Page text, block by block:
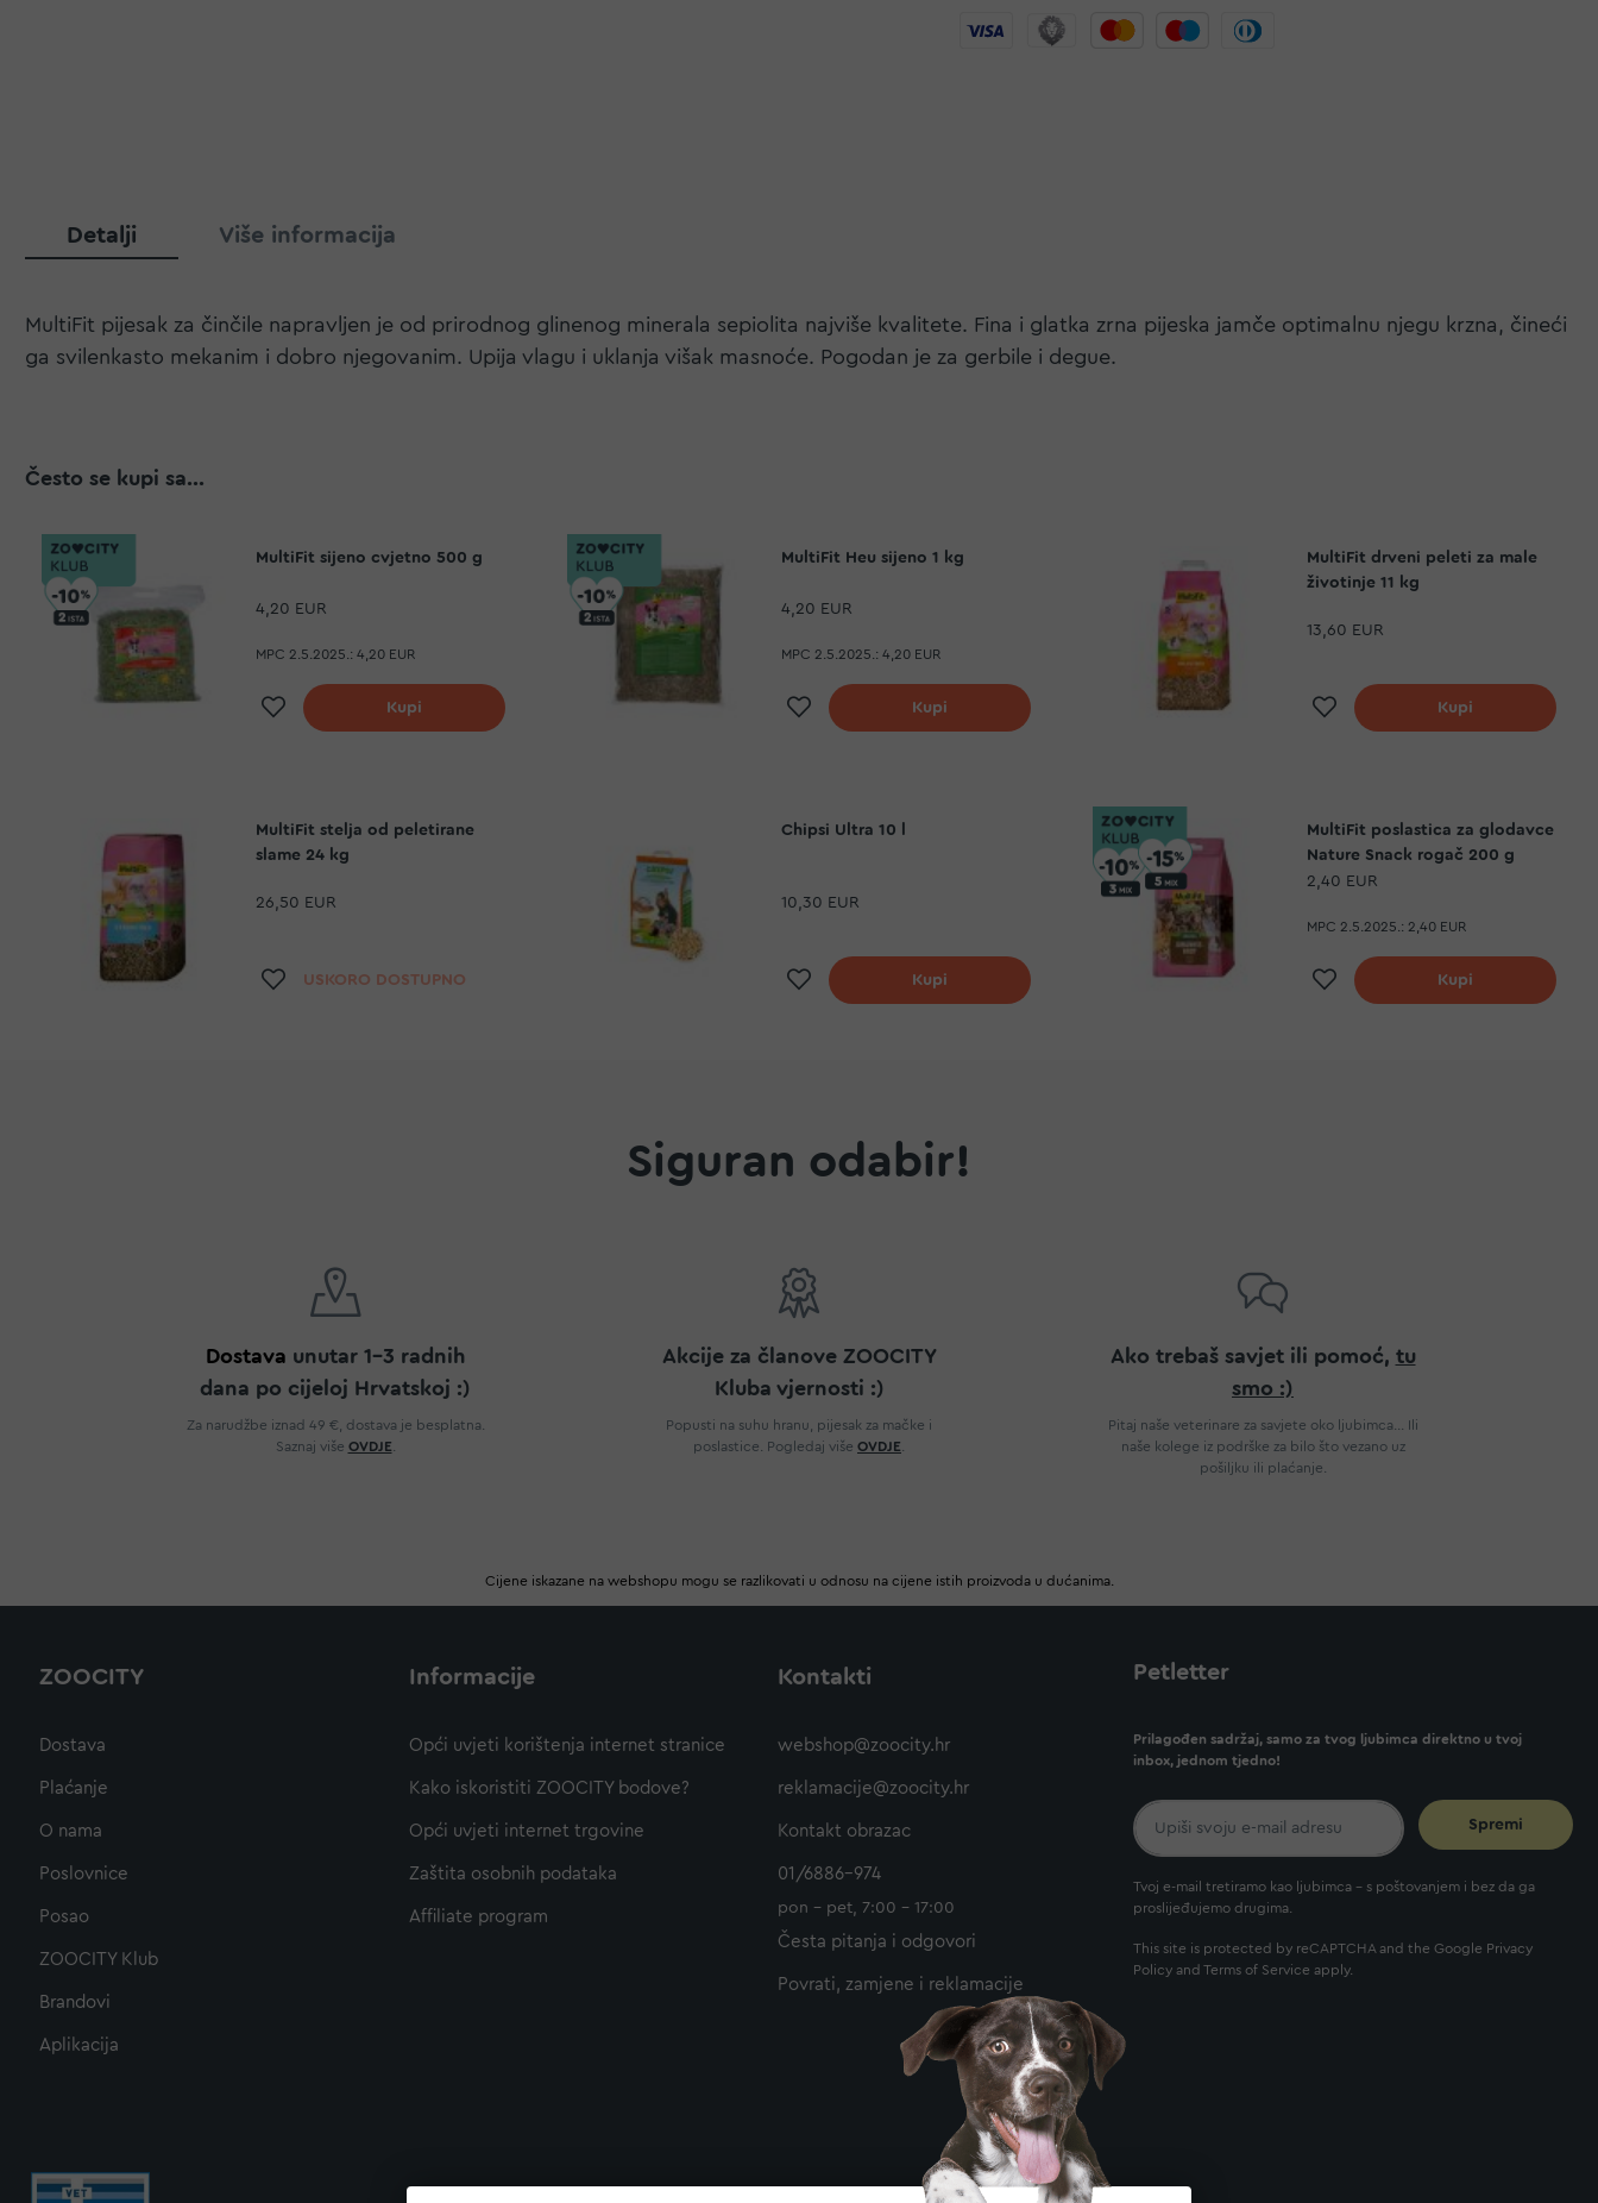
Detalji
MultiFit pijesak za činčile napravljen je od prirodnog glinenog minerala sepiolita najviše kvalitete. Fina i glatka zrna pijeska jamče optimalnu njegu krzna, čineći
ga svilenkasto mekanim i dobro njegovanim. Upija vlagu i uklanja višak masnoće. Pogodan je za gerbile i degue.
Više informacija
Često se kupi sa...
MultiFit sijeno cvjetno 500 g
4,20 EUR
MPC 2.5.2025.: 4,20 EUR
Dodaj na listu želja
Kupi
MultiFit Heu sijeno 1 kg
4,20 EUR
MPC 2.5.2025.: 4,20 EUR
Dodaj na listu želja
Kupi
MultiFit drveni peleti za male
životinje 11 kg
13,60 EUR
Dodaj na listu želja
Kupi
MultiFit stelja od peletirane
slame 24 kg
26,50 EUR
Dodaj na listu želja
USKORO DOSTUPNO
Chipsi Ultra 10 l
10,30 EUR
Dodaj na listu želja
Kupi
MultiFit poslastica za glodavce
Nature Snack rogač 200 g
2,40 EUR
MPC 2.5.2025.: 2,40 EUR
Dodaj na listu želja
Kupi
Siguran odabir!
Dostava unutar 1-3 radnih
dana po cijeloj Hrvatskoj :)
Za narudžbe iznad 49 €, dostava je besplatna.
Saznaj više OVDJE
Akcije za članove ZOOCITY
Kluba vjernosti :)
Popusti na suhu hranu, pijesak za mačke i
poslastice. Pogledaj više OVDJE
Ako trebaš savjet ili pomoć, tu
smo :)
Pitaj naše veterinare za savjete oko ljubimca... Ili
naše kolege iz podrške za bilo što vezano uz
pošiljku ili plaćanje.
Cijene iskazane na webshopu mogu se razlikovati u odnosu na cijene istih proizvoda u dućanima.
ZOOCITY
Dostava
Plaćanje
O nama
Poslovnice
Posao
ZOOCITY Klub
Brandovi
Aplikacija
Informacije
Opći uvjeti korištenja internet stranice
Kako iskoristiti ZOOCITY bodove?
Opći uvjeti internet trgovine
Zaštita osobnih podataka
Affiliate program
Kontakti
webshop@zoocity.hr
reklamacije@zoocity.hr
Kontakt obrazac
01/6886-974
pon - pet, 7:00 - 17:00
Česta pitanja i odgovori
Povrati, zamjene i reklamacije
Petletter
Prilagođen sadržaj, samo za tvog ljubimca direktno u tvoj
inbox, jednom tjedno!
Spremi
Tvoj e-mail tretiramo kao ljubimca - s poštovanjem i bez da ga
proslijeđujemo drugima.
This site is protected by reCAPTCHA and the Google Privacy
Policy and Terms of Service apply.